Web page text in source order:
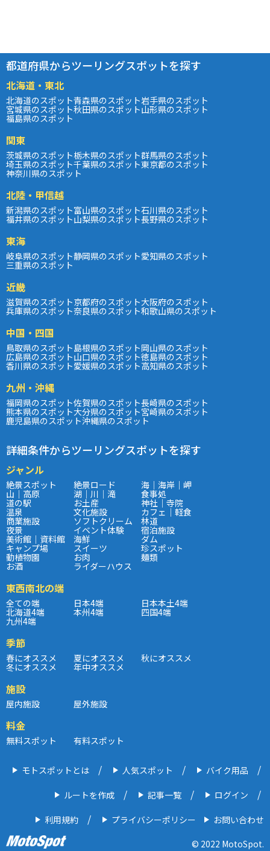
都道府県からツーリングスポットを探す
北海道・東北
北海道のスポット青森県のスポット岩手県のスポット
宮城県のスポット秋田県のスポット山形県のスポット
福島県のスポット
関東
茨城県のスポット栃木県のスポット群馬県のスポット
埼玉県のスポット千葉県のスポット東京都のスポット
神奈川県のスポット
北陸・甲信越
新潟県のスポット富山県のスポット石川県のスポット
福井県のスポット山梨県のスポット長野県のスポット
東海
岐阜県のスポット静岡県のスポット愛知県のスポット
三重県のスポット
近畿
滋賀県のスポット京都府のスポット大阪府のスポット
兵庫県のスポット奈良県のスポット和歌山県のスポット
中国・四国
鳥取県のスポット島根県のスポット岡山県のスポット
広島県のスポット山口県のスポット徳島県のスポット
香川県のスポット愛媛県のスポット高知県のスポット
九州・沖縄
福岡県のスポット佐賀県のスポット長崎県のスポット
熊本県のスポット大分県のスポット宮崎県のスポット
鹿児島県のスポット沖縄県のスポット
詳細条件からツーリングスポットを探す
ジャンル
絶景スポット 絶景ロード 海｜海岸｜岬
山｜高原 湖｜川｜滝 食事処
道の駅 お土産 神社｜寺院
温泉 文化施設 カフェ｜軽食
商業施設 ソフトクリーム 林道
夜景 イベント体験 宿泊施設
美術館｜資料館 海鮮 ダム
キャンプ場 スイーツ 珍スポット
動植物園 お肉 麺類
お酒 ライダーハウス
東西南北の端
全ての端 日本4端 日本本土4端
北海道4端 本州4端 四国4端
九州4端
季節
春にオススメ 夏にオススメ 秋にオススメ
冬にオススメ 年中オススメ
施設
屋内施設 屋外施設
料金
無料スポット 有料スポット
モトスポットとは 人気スポット バイク用品
ルートを作成 記事一覧 ログイン
利用規約 プライバシーポリシー
お問い合わせ
© 2022 MotoSpot.